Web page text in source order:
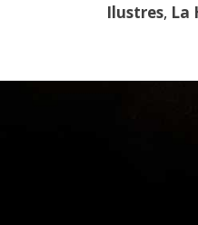
Ilustres, La